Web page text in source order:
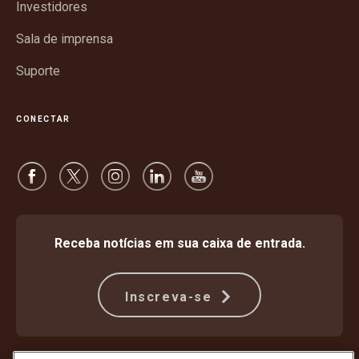
Investidores
Sala de imprensa
Suporte
CONECTAR
Receba notícias em sua caixa de entrada.
Inscreva-se